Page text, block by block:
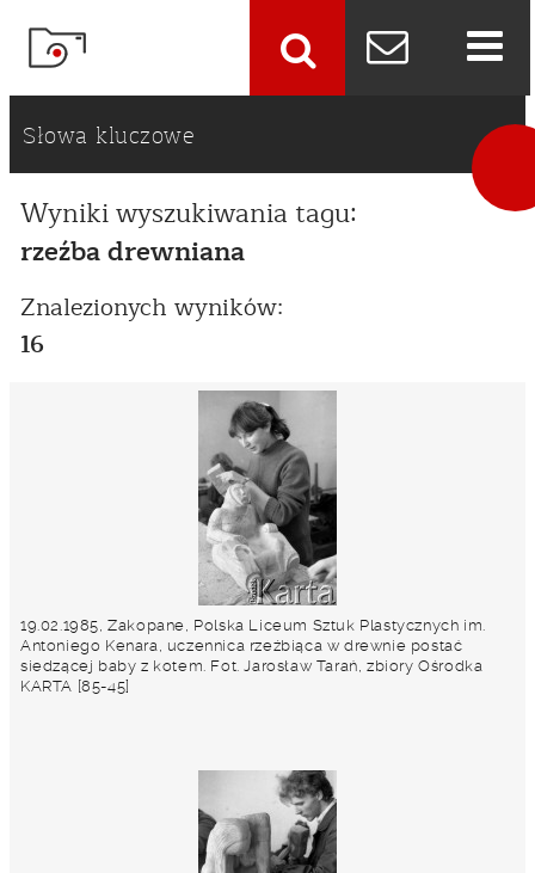
Słowa kluczowe
Wyniki wyszukiwania tagu:
rzeźba drewniana
Znalezionych wyników:
16
19.02.1985, Zakopane, Polska Liceum Sztuk Plastycznych im.
Antoniego Kenara, uczennica rzeźbiąca w drewnie postać
siedzącej baby z kotem. Fot. Jarosław Tarań, zbiory Ośrodka
KARTA [85-45]